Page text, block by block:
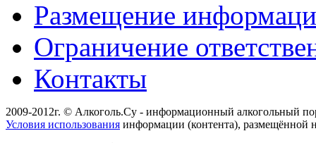
Размещение
Ограничение
Контакты
2009-2012г. © Алкоголь.Су - информационный алкогольный
Условия использования информации (контента), размещённой